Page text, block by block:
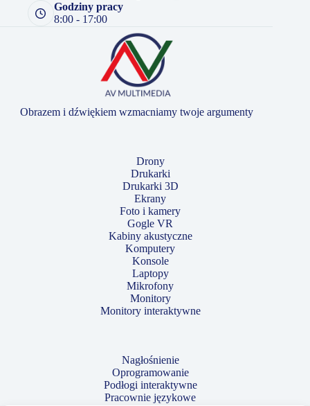
Godziny pracy
8:00 - 17:00
Obrazem i dźwiękiem wzmacniamy twoje argumenty
Drony
Drukarki
Drukarki 3D
Ekrany
Foto i kamery
Gogle VR
Kabiny akustyczne
Komputery
Konsole
Laptopy
Mikrofony
Monitory
Monitory interaktywne
Nagłośnienie
Oprogramowanie
Podłogi interaktywne
Pracownie językowe